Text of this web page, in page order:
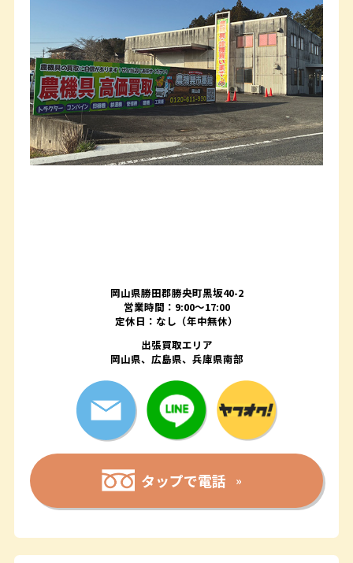
岡山県勝田郡勝央町黒坂40-2
営業時間：9:00～17:00
定休日：なし（年中無休）
出張買取エリア
岡山県、広島県、兵庫県南部
タップで電話